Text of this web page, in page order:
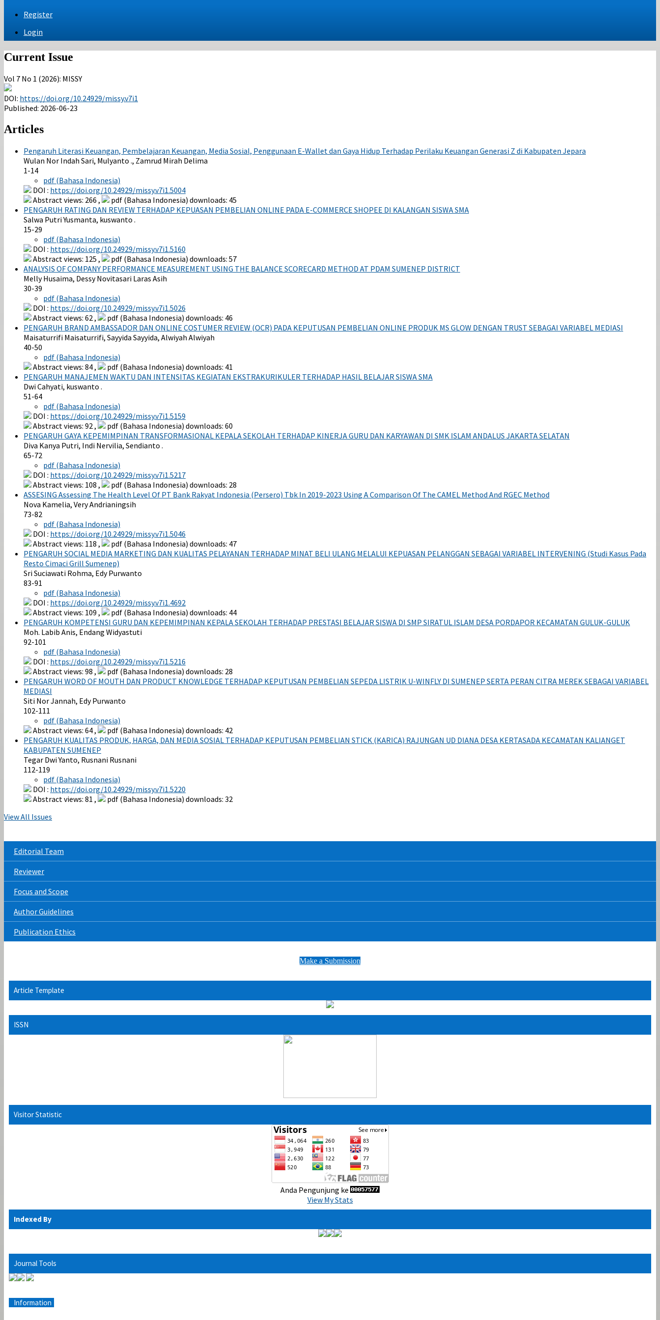
Register
Login
Current Issue
Vol 7 No 1 (2026): MISSY
DOI: https://doi.org/10.24929/missy.v7i1
Published: 2026-06-23
Articles
Pengaruh Literasi Keuangan, Pembelajaran Keuangan, Media Sosial, Penggunaan E-Wallet dan Gaya Hidup Terhadap Perilaku Keuangan Generasi Z di Kabupaten Jepara
Wulan Nor Indah Sari, Mulyanto ., Zamrud Mirah Delima
1-14
pdf (Bahasa Indonesia)
DOI : https://doi.org/10.24929/missy.v7i1.5004
Abstract views: 266 ,
pdf (Bahasa Indonesia) downloads: 45
PENGARUH RATING DAN REVIEW TERHADAP KEPUASAN PEMBELIAN ONLINE PADA E-COMMERCE SHOPEE DI KALANGAN SISWA SMA
Salwa Putri Yusmanta, kuswanto .
15-29
pdf (Bahasa Indonesia)
DOI : https://doi.org/10.24929/missy.v7i1.5160
Abstract views: 125 ,
pdf (Bahasa Indonesia) downloads: 57
ANALYSIS OF COMPANY PERFORMANCE MEASUREMENT USING THE BALANCE SCORECARD METHOD AT PDAM SUMENEP DISTRICT
Melly Husaima, Dessy Novitasari Laras Asih
30-39
pdf (Bahasa Indonesia)
DOI : https://doi.org/10.24929/missy.v7i1.5026
Abstract views: 62 ,
pdf (Bahasa Indonesia) downloads: 46
PENGARUH BRAND AMBASSADOR DAN ONLINE COSTUMER REVIEW (OCR) PADA KEPUTUSAN PEMBELIAN ONLINE PRODUK MS GLOW DENGAN TRUST SEBAGAI VARIABEL MEDIASI
Maisaturrifi Maisaturrifi, Sayyida Sayyida, Alwiyah Alwiyah
40-50
pdf (Bahasa Indonesia)
Abstract views: 84 ,
pdf (Bahasa Indonesia) downloads: 41
PENGARUH MANAJEMEN WAKTU DAN INTENSITAS KEGIATAN EKSTRAKURIKULER TERHADAP HASIL BELAJAR SISWA SMA
Dwi Cahyati, kuswanto .
51-64
pdf (Bahasa Indonesia)
DOI : https://doi.org/10.24929/missy.v7i1.5159
Abstract views: 92 ,
pdf (Bahasa Indonesia) downloads: 60
PENGARUH GAYA KEPEMIMPINAN TRANSFORMASIONAL KEPALA SEKOLAH TERHADAP KINERJA GURU DAN KARYAWAN DI SMK ISLAM ANDALUS JAKARTA SELATAN
Diva Kanya Putri, Indi Nervilia, Sendianto .
65-72
pdf (Bahasa Indonesia)
DOI : https://doi.org/10.24929/missy.v7i1.5217
Abstract views: 108 ,
pdf (Bahasa Indonesia) downloads: 28
ASSESING Assessing The Health Level Of PT Bank Rakyat Indonesia (Persero) Tbk In 2019-2023 Using A Comparison Of The CAMEL Method And RGEC Method
Nova Kamelia, Very Andrianingsih
73-82
pdf (Bahasa Indonesia)
DOI : https://doi.org/10.24929/missy.v7i1.5046
Abstract views: 118 ,
pdf (Bahasa Indonesia) downloads: 47
PENGARUH SOCIAL MEDIA MARKETING DAN KUALITAS PELAYANAN TERHADAP MINAT BELI ULANG MELALUI KEPUASAN PELANGGAN SEBAGAI VARIABEL INTERVENING (Studi Kasus Pada
Resto Cimaci Grill Sumenep)
Sri Suciawati Rohma, Edy Purwanto
83-91
pdf (Bahasa Indonesia)
DOI : https://doi.org/10.24929/missy.v7i1.4692
Abstract views: 109 ,
pdf (Bahasa Indonesia) downloads: 44
PENGARUH KOMPETENSI GURU DAN KEPEMIMPINAN KEPALA SEKOLAH TERHADAP PRESTASI BELAJAR SISWA DI SMP SIRATUL ISLAM DESA PORDAPOR KECAMATAN GULUK-GULUK
Moh. Labib Anis, Endang Widyastuti
92-101
pdf (Bahasa Indonesia)
DOI : https://doi.org/10.24929/missy.v7i1.5216
Abstract views: 98 ,
pdf (Bahasa Indonesia) downloads: 28
PENGARUH WORD OF MOUTH DAN PRODUCT KNOWLEDGE TERHADAP KEPUTUSAN PEMBELIAN SEPEDA LISTRIK U-WINFLY DI SUMENEP SERTA PERAN CITRA MEREK SEBAGAI VARIABEL
MEDIASI
Siti Nor Jannah, Edy Purwanto
102-111
pdf (Bahasa Indonesia)
Abstract views: 64 ,
pdf (Bahasa Indonesia) downloads: 42
PENGARUH KUALITAS PRODUK, HARGA, DAN MEDIA SOSIAL TERHADAP KEPUTUSAN PEMBELIAN STICK (KARICA) RAJUNGAN UD DIANA DESA KERTASADA KECAMATAN KALIANGET
KABUPATEN SUMENEP
Tegar Dwi Yanto, Rusnani Rusnani
112-119
pdf (Bahasa Indonesia)
DOI : https://doi.org/10.24929/missy.v7i1.5220
Abstract views: 81 ,
pdf (Bahasa Indonesia) downloads: 32
View All Issues
Editorial Team
Reviewer
Focus and Scope
Author Guidelines
Publication Ethics
Make a Submission
Article Template
ISSN
Visitor Statistic
Anda Pengunjung ke
View My Stats
Indexed By
Journal Tools
Information